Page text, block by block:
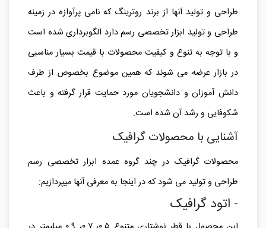
طراحی و تولید آنها از برند روترینگ که نامی پرآوازه در زمینه
طراحی و تولید ابزار تخصصی رسم دارد الگوبرداری شده است
و با توجه به تنوع و کیفیت محصولات با قیمت بسیار مناسبی
در بازار عرضه می شوند که همین موضوع بخصوص از طرف
دانش آموزان و دانشجویان مورد حمایت قرار گرفته و باعث
شکوفایی و رشد آن شده است.
آشنایی با محصولات گرافیک
محصولات گرافیک در چند گروه عمده ابزار تخصصی رسم
طراحی و تولید می شود که در اینجا به معرفی آنها میپردازیم:
- اتود گرافیک